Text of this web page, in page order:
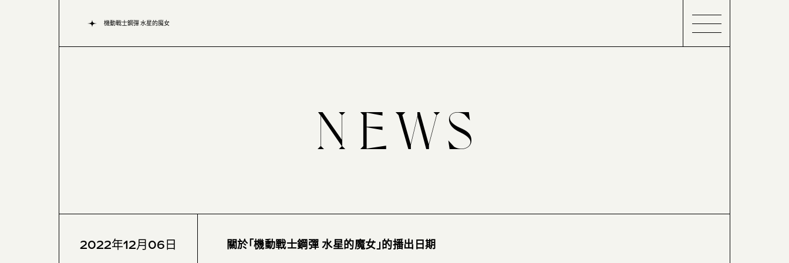
機動戰士鋼彈 水星的魔女
2022年12月06日 關於「機動戰士鋼彈 水星的魔女」的播出日期